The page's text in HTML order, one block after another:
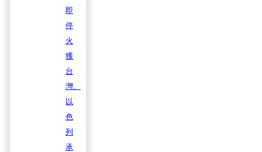
即
停
火
獲
台
灣、
以
色
列
承